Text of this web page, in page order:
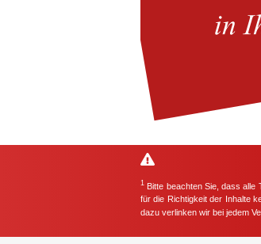
1 Bitte beachten Sie, dass
für die Richtigkeit der Inhalte
dazu verlinken wir bei jedem